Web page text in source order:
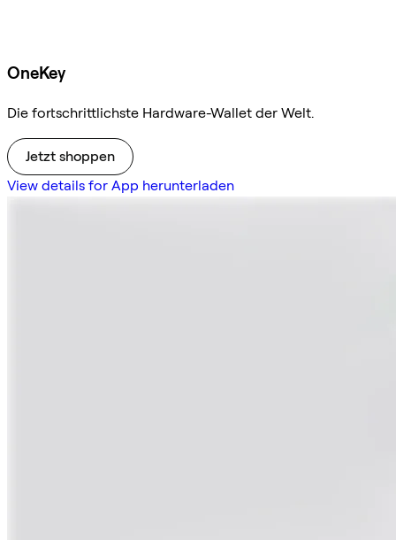
OneKey
Die fortschrittlichste Hardware-Wallet der Welt.
Jetzt shoppen
View details for App herunterladen